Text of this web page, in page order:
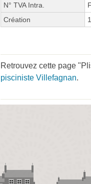
N° TVA Intra.
Création
Retrouvez cette page
pisciniste Villefagnan.